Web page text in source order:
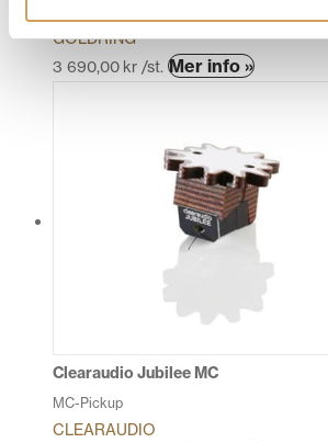
GOLDRING
3 690,00 kr /st. Mer info »Den
här
flera
varianter.
De
alternativen
kan
väljas
Clearaudio Jubilee MC
MC-Pickup
CLEARAUDIO